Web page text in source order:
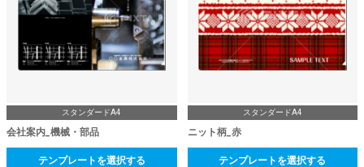
スタンダードA4
会社案内_機械・部品
テンプレートを選択する
スタンダードA4
ニット柄_赤
テンプレートを選択する